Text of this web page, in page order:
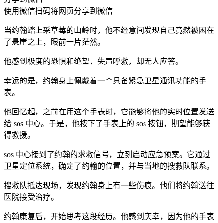
使用微信扫码将网页分享到微信
当约翰踏上采草莓的山岭时，他不经意间发现自己竟然被困在
了悬崖之上，眼前一片茫然。
他感到极度的恐惧和绝望，失声呼救，却无人应答。
幸运的是，约翰身上佩戴着一个具备紧急卫星通讯功能的手
表。
他回忆起，之前在用这个手表时，它能够将他的实时位置发送
给 sos 中心。于是，他按下了手表上的 sos 按钮，期望能够获
得救援。
sos 中心接到了约翰的求救信号，立刻启动应急预案。它通过
卫星定位系统，确定了约翰的位置，并与当地的搜救队联系。
搜救队抵达现场，发现约翰身上有一些伤痕。他们将约翰送往
医院接受治疗。
约翰康复后，开始思考这段经历。他感到庆幸，因为他的手表